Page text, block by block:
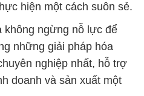
hiện một cách suôn sẻ.
không ngừng nỗ lực để
những giải pháp hóa
nghiệp nhất, hỗ trợ
doanh và sản xuất một